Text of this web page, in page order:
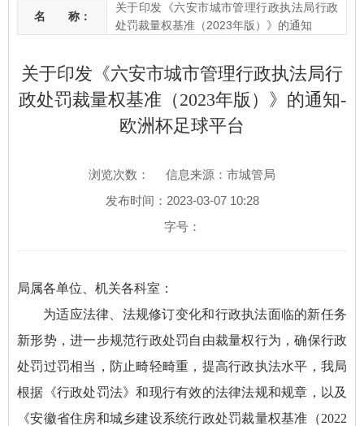
名 称：
关于印发《六安市城市管理行政执法局行政
处罚裁量权基准（2023年版）》的通知
关于印发《六安市城市管理行政执法局行
政处罚裁量权基准（2023年版）》的通知-
欧洲杯足球平台
浏览次数：
信息来源：市城管局
发布时间：2023-03-07 10:28
字号：
局属各单位、机关各科室：
为适应法律、法规修订变化和行政执法面临的新任务
新形势，进一步规范行政处罚自由裁量权行为，确保行政
处罚过罚相当，防止畸轻畸重，提高行政执法水平，我局
根据《行政处罚法》和现行有效的法律法规和规章，以及
《安徽省住房和城乡建设系统行政处罚裁量权基准（2022